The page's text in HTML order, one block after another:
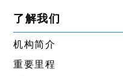
了解我们
机构简介
重要里程